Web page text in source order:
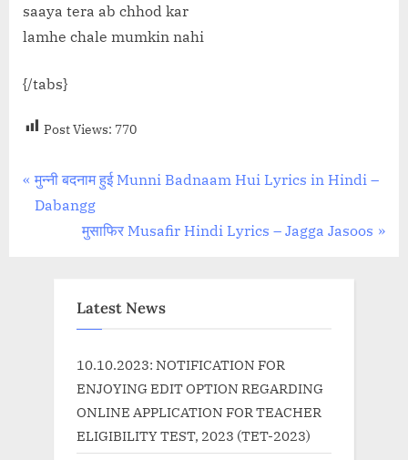
saaya tera ab chhod kar
lamhe chale mumkin nahi
{/tabs}
Post Views: 770
Post
navigation
P
r
मुन्नी बदनाम हुई Munni Badnaam Hui Lyrics in Hindi –
Dabangg
N
t
P
o
s
t
:
मुसाफिर Musafir Hindi Lyrics – Jagga Jasoos
Latest News
10.10.2023: NOTIFICATION FOR
ENJOYING EDIT OPTION REGARDING
ONLINE APPLICATION FOR TEACHER
ELIGIBILITY TEST, 2023 (TET-2023)